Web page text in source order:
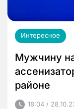
Интересное
Мужчину
районе
18:04 /